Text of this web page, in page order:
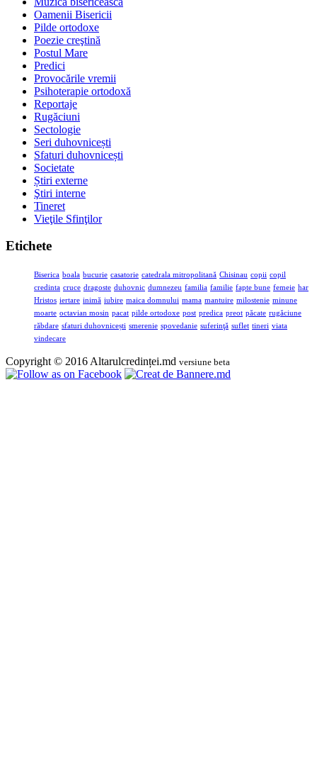
Oamenii Bisericii
Pilde ortodoxe
Poezie creştină
Postul Mare
Predici
Provocările vremii
Psihoterapie ortodoxă
Reportaje
Rugăciuni
Sectologie
Seri duhovnicești
Sfaturi duhovnicești
Societate
Știri externe
Ştiri interne
Tineret
Vieţile Sfinţilor
Etichete
Biserica boala bucurie casatorie catedrala mitropolitană Chisinau copii copil
credinta cruce dragoste duhovnic dumnezeu familia familie fapte bune femeie har
Hristos iertare inimă iubire maica domnului mama mantuire milostenie minune
moarte octavian mosin pacat pilde ortodoxe post predica preot păcate rugăciune
răbdare sfaturi duhovnicești smerenie spovedanie suferinţă suflet tineri viata
vindecare
Copyright © 2016 Altarulcredinței.md versiune beta